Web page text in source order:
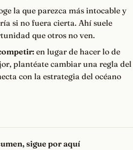
la que parezca más intocable y
si no fuera cierta. Ahí suele
que otros no ven.
en lugar de hacer lo de
plantéate cambiar una regla del
con la estrategia del océano
sigue por aquí